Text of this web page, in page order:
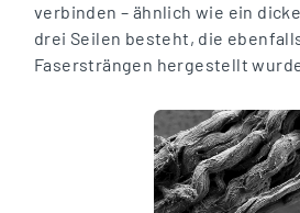
verbinden – ähnlich wie ein
drei Seilen besteht, die
Fasersträngen hergestellt